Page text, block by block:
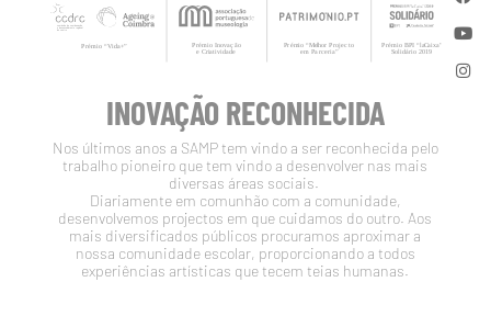
INOVAÇÃO RECONHECIDA
Nos últimos anos a SAMP tem vindo a ser reconhecida pelo
trabalho pioneiro que tem vindo a desenvolver nas mais
diversas áreas sociais.
Diariamente em comunhão com a comunidade,
desenvolvemos projectos em que cuidamos do outro. Aos
mais diversificados públicos procuramos aproximar a
nossa comunidade escolar, proporcionando a todos
experiências artísticas que tecem teias humanas.